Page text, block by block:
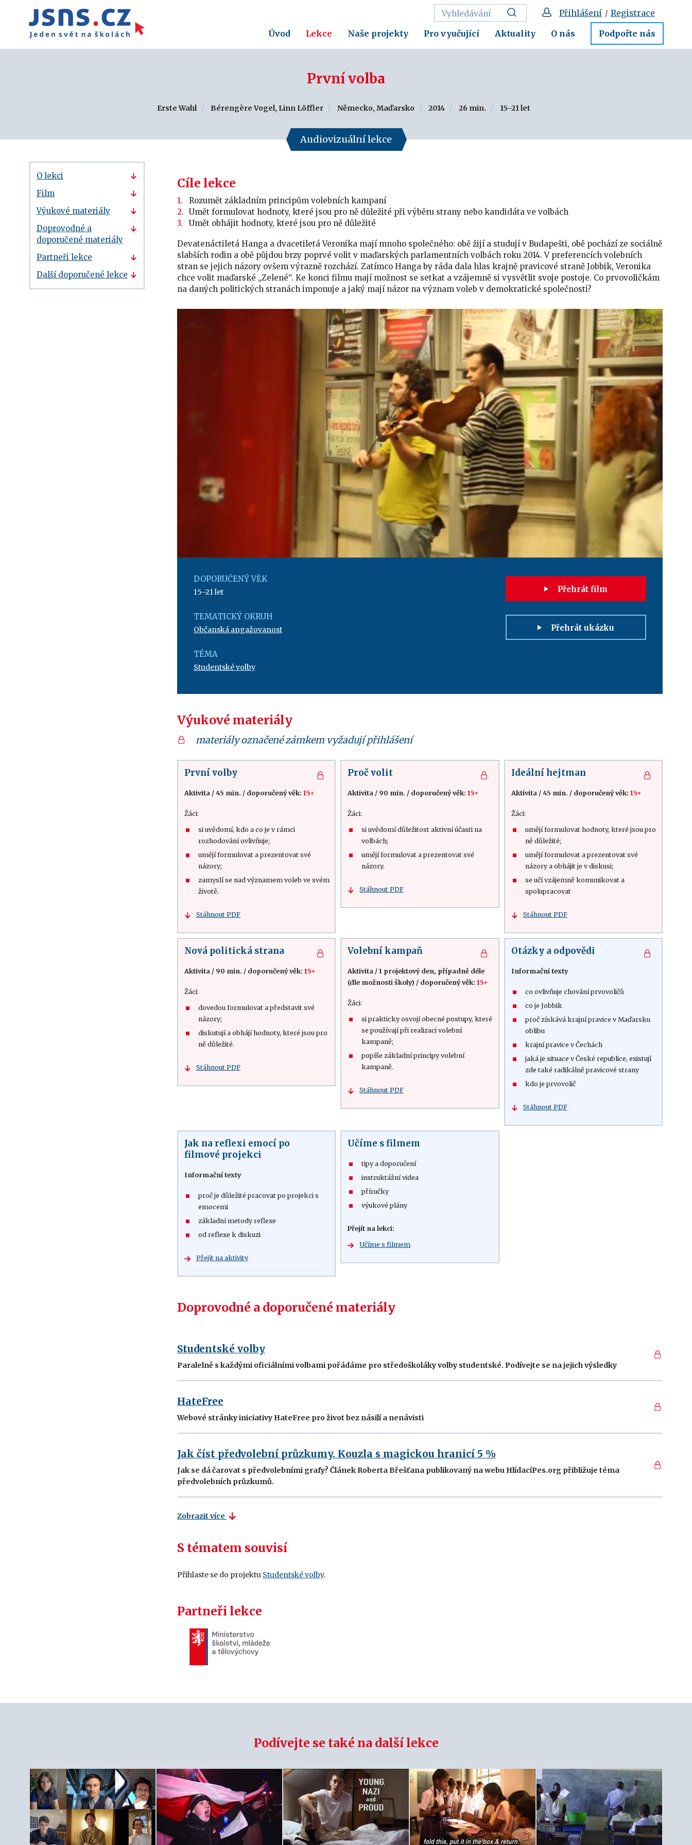
Úvod Lekce Naše projekty Pro vyučující Aktuality O nás Podpořte nás
Přihlášení / Registrace
První volba
Erste Wahl Bérengère Vogel, Linn Löffler Německo, Maďarsko 2014 26 min. 15–21 let
Audiovizuální lekce
O lekci
Film
Výukové materiály
Doprovodné a
doporučené materiály
Partneři lekce
Další doporučené lekce
Cíle lekce
Rozumět základním principům volebních kampaní
Umět formulovat hodnoty, které jsou pro ně důležité při výběru strany nebo kandidáta ve volbách
Umět obhájit hodnoty, které jsou pro ně důležité
Devatenáctiletá Hanga a dvacetiletá Veronika mají mnoho společného: obě žijí a studují v Budapešti, obě pochází ze sociálně
slabších rodin a obě půjdou brzy poprvé volit v maďarských parlamentních volbách roku 2014. V preferencích volebních
stran se jejich názory ovšem výrazně rozchází. Zatímco Hanga by ráda dala hlas krajně pravicové straně Jobbik, Veronika
chce volit maďarské „Zelené“. Ke konci filmu mají možnost se setkat a vzájemně si vysvětlit svoje postoje. Co prvovoličkám
na daných politických stranách imponuje a jaký mají názor na význam voleb v demokratické společnosti?
DOPORUČENÝ VĚK
15–21 let
TEMATICKÝ OKRUH
Občanská angažovanost
TÉMA
Studentské volby
Přehrát film
Přehrát ukázku
Výukové materiály
materiály označené zámkem vyžadují přihlášení
První volby
Aktivita / 45 min. / doporučený věk: 15+
Žáci:
si uvědomí, kdo a co je v rámci
rozhodování ovlivňuje;
umějí formulovat a prezentovat své
názory;
zamyslí se nad významem voleb ve svém
životě.
Stáhnout PDF
Proč volit
Aktivita / 90 min. / doporučený věk:15+
Žáci:
si uvědomí důležitost aktivní účasti na
volbách;
umějí formulovat a prezentovat své
názory.
Stáhnout PDF
Ideální hejtman
Aktivita/ 45 min. / doporučený věk: 15+
Žáci:
umějí formulovat hodnoty, které jsou pro
ně důležité;
umějí formulovat a prezentovat své
názory a obhájit je v diskusi;
se učí vzájemně komunikovat a
spolupracovat
Stáhnout PDF
Nová politická strana
Aktivita / 90 min. / doporučený věk: 15+
Žáci:
dovedou formulovat a představit své
názory;
diskutují a obhájí hodnoty, které jsou pro
ně důležité.
Stáhnout PDF
Volební kampaň
Aktivita /1 projektový den, případně déle
(dle možnosti školy) / doporučený věk:15+
Žáci:
si prakticky osvojí obecné postupy, které
se používají při realizaci volební
kampaně;
popíše základní principy volební
kampaně.
Stáhnout PDF
Otázky a odpovědi
Informační texty
co ovlivňuje chování prvovoličů
co je Jobbik
proč získává krajní pravice v Maďarsku
oblibu
krajní pravice v Čechách
jaká je situace v České republice, existují
zde také radikálně pravicové strany
kdo je prvovolič
Stáhnout PDF
Jak na reflexi emocí po
filmové projekci
Informační texty
proč je důležité pracovat po projekci s
emocemi
základní metody reflexe
od reflexe k diskuzi
Přejít na aktivity
Učíme s filmem
tipy a doporučení
instruktážní videa
příručky
výukové plány
Přejít na lekci:
Učíme s filmem
Doprovodné a doporučené materiály
Studentské volby
Paralelně s každými oficiálními volbami pořádáme pro středoškoláky volby studentské. Podívejte se na jejich výsledky
HateFree
Webové stránky iniciativy HateFree pro život bez násilí a nenávisti
Jak číst předvolební průzkumy. Kouzla s magickou hranicí 5 %
Jak se dá čarovat s předvolebními grafy? Článek Roberta Břešťana publikovaný na webu HlídacíPes.org přibližuje téma
předvolebních průzkumů.
Zobrazit více
S tématem souvisí
Přihlaste se do projektu Studentské volby.
Partneři lekce
Podívejte se také na další lekce